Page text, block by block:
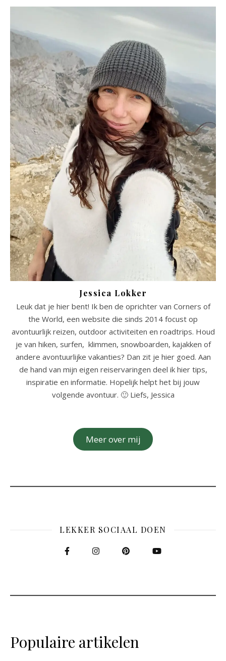
Jessica Lokker
Leuk dat je hier bent! Ik ben de oprichter van Corners of
the World, een website die sinds 2014 focust op
avontuurlijk reizen, outdoor activiteiten en roadtrips. Houd
je van hiken, surfen, klimmen, snowboarden, kajakken of
andere avontuurlijke vakanties? Dan zit je hier goed. Aan
de hand van mijn eigen reiservaringen deel ik hier tips,
inspiratie en informatie. Hopelijk helpt het bij jouw
volgende avontuur. 🙂 Liefs, Jessica
Meer over mij
LEKKER SOCIAAL DOEN
Populaire artikelen